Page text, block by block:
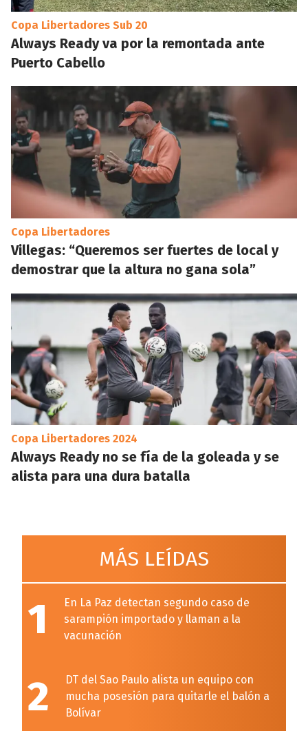
Copa Libertadores Sub 20
Always Ready va por la remontada ante
Puerto Cabello
Copa Libertadores
Villegas: “Queremos ser fuertes de local y
demostrar que la altura no gana sola”
Copa Libertadores 2024
Always Ready no se fía de la goleada y se
alista para una dura batalla
MÁS LEÍDAS
1
En La Paz detectan segundo caso de
sarampión importado y llaman a la
vacunación
2
DT del Sao Paulo alista un equipo con
mucha posesión para quitarle el balón a
Bolívar